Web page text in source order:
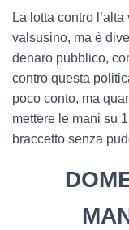
La lotta contro
valsusino, ma è
denaro pubblico,
contro questa
poco conto, ma
mettere le mani su
braccetto senza